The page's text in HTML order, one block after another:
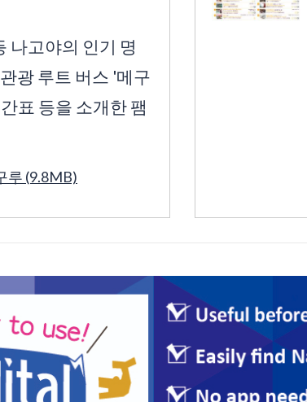
나고야의 인기 명
광 루트 버스 '메구
표 등을 소개한 팸
루 (9.8MB)